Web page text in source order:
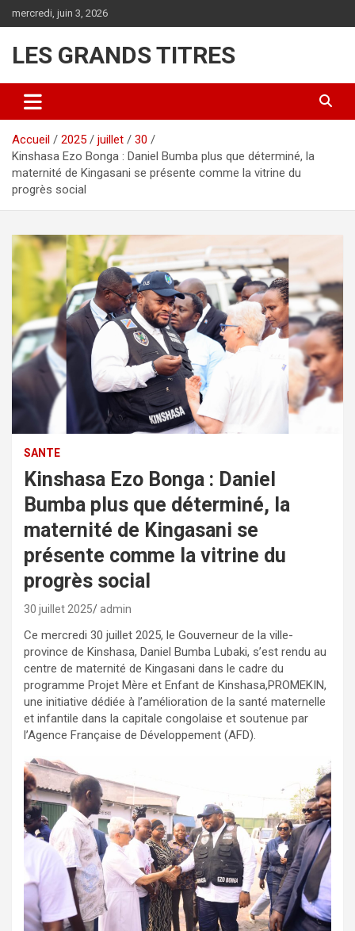
au
mercredi, juin 3, 2026
LES GRANDS TITRES
Accueil 2025 juillet
30
Kinshasa Ezo Bonga : Daniel Bumba plus que déterminé, la
maternité de Kingasani se présente comme la vitrine du
progrès social
SANTE
Kinshasa Ezo Bonga : Daniel
Bumba plus que déterminé, la
maternité de Kingasani se
présente comme la vitrine du
progrès social
30 juillet 2025 admin
Ce mercredi 30 juillet 2025, le Gouverneur de la ville-
province de Kinshasa, Daniel Bumba Lubaki, s’est rendu au
centre de maternité de Kingasani dans le cadre du
programme Projet Mère et Enfant de Kinshasa,PROMEKIN,
une initiative dédiée à l’amélioration de la santé maternelle
et infantile dans la capitale congolaise et soutenue par
l’Agence Française de Développement (AFD).